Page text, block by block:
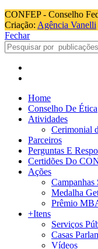
CONFEP - Conselho
Criação: Agência Vanelli
Fechar
Home
Conselho De Ética
Atividades
Cerimonial
Parceiros
Perguntas E
Certidões Do
Ações
Campanhas
Medalha
Prêmio
+Itens
Serviços
Casas
Vídeos